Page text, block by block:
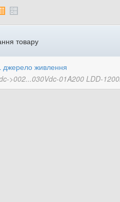
товару
джерело живлення
>002...030Vdc-01A200 LDD-